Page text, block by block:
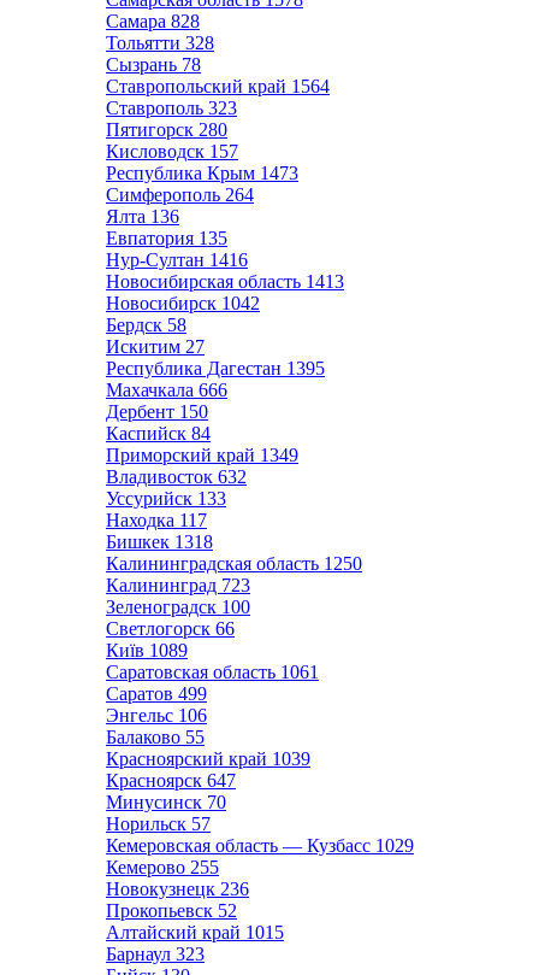
Самара 828
Тольятти 328
Сызрань 78
Ставропольский край 1564
Ставрополь 323
Пятигорск 280
Кисловодск 157
Республика Крым 1473
Симферополь 264
Ялта 136
Евпатория 135
Нур-Султан 1416
Новосибирская область 1413
Новосибирск 1042
Бердск 58
Искитим 27
Республика Дагестан 1395
Махачкала 666
Дербент 150
Каспийск 84
Приморский край 1349
Владивосток 632
Уссурийск 133
Находка 117
Бишкек 1318
Калининградская область 1250
Калининград 723
Зеленоградск 100
Светлогорск 66
Київ 1089
Саратовская область 1061
Саратов 499
Энгельс 106
Балаково 55
Красноярский край 1039
Красноярск 647
Минусинск 70
Норильск 57
Кемеровская область — Кузбасс 1029
Кемерово 255
Новокузнецк 236
Прокопьевск 52
Алтайский край 1015
Барнаул 323